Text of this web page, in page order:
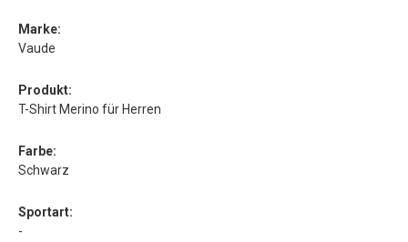
Marke:
Vaude
Produkt:
T-Shirt Merino für Herren
Farbe:
Schwarz
Sportart:
-